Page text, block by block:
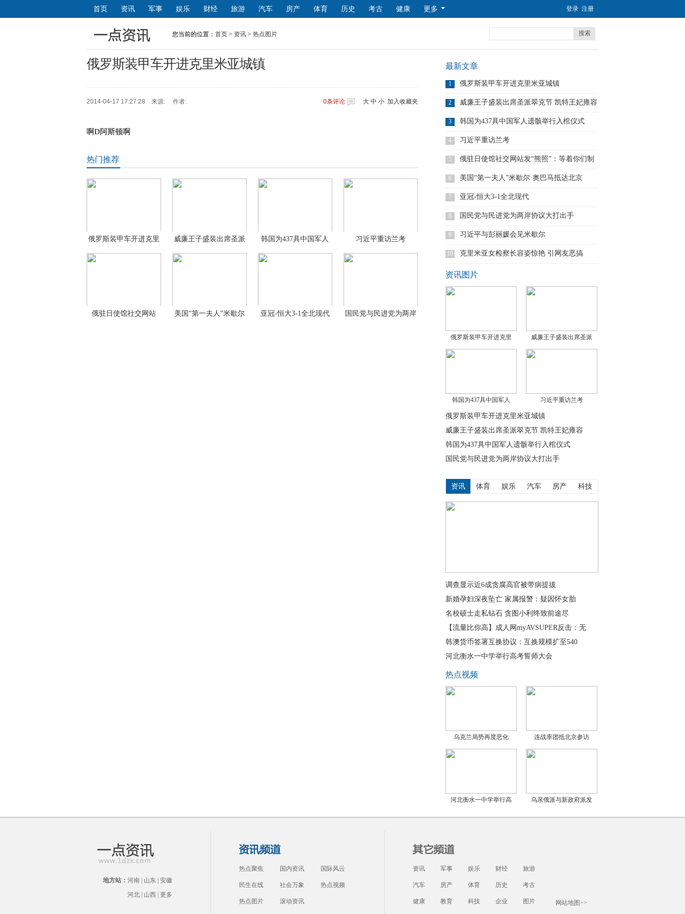
首页 资讯 军事 娱乐 财经 旅游 汽车 房产 体育 历史 考古 健康 更多 登录 注册
您当前的位置： 首页 > 资讯 > 热点图片 搜索
俄罗斯装甲车开进克里米亚城镇
2014-04-17 17:27:28 来源: 作者: 大 中 小 加入收藏夹
0条评论
啊D阿斯顿啊
热门推荐
俄罗斯装甲车开进克里
米
威廉王子盛装出席圣派
翠
韩国为437具中国军人
遗
习近平重访兰考
俄驻日使馆社交网站
美国“第一夫人”米歇尔 亚冠-恒大3-1全北现代
国民党与民进党为两岸
最新文章
1 俄罗斯装甲车开进克里米亚城镇
2 威廉王子盛装出席圣派翠克节 凯特王妃雍容
3 韩国为437具中国军人遗骸举行入棺仪式
4 习近平重访兰考
5
俄驻日使馆社交网站发“熊照”：等着你们制
裁
6 美国“第一夫人”米歇尔·奥巴马抵达北京
7 亚冠-恒大3-1全北现代
8 国民党与民进党为两岸协议大打出手
9 习近平与彭丽媛会见米歇尔
10 克里米亚女检察长容姿惊艳 引网友恶搞
资讯图片
俄罗斯装甲车开进克里 威廉王子盛装出席圣派
韩国为437具中国军人 习近平重访兰考
俄罗斯装甲车开进克里米亚城镇
威廉王子盛装出席圣派翠克节 凯特王妃雍容
韩国为437具中国军人遗骸举行入棺仪式
国民党与民进党为两岸协议大打出手
资讯 体育 娱乐 汽车 房产 科技
调查显示近6成贪腐高官被带病提拔
新婚孕妇深夜坠亡 家属报警：疑因怀女胎
名校硕士走私钻石 贪图小利终致前途尽
【流量比你高】成人网myAVSUPER反击：无
韩澳货币签署互换协议：互换规模扩至540
河北衡水一中学举行高考誓师大会
热点视频
乌克兰局势再度恶化 连战率团抵北京参访
河北衡水一中学举行高 乌亲俄派与新政府派发
地方站： 河南 山东 安徽
河北
山西 更多
热点聚焦 国内资讯 国际风云
民生在线 社会万象 热点视频
热点图片 滚动资讯
资讯 军事 娱乐 财经 旅游
汽车 房产 体育 历史 考古
健康 教育 科技 企业 图片 网站地图>>